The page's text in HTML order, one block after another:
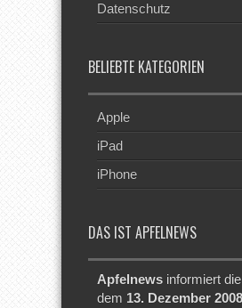
Datenschutz
BELIEBTE KATEGORIEN
Apple
iPad
iPhone
DAS IST APFELNEWS
Apfelnews informiert
dem 13. Dezember 2008